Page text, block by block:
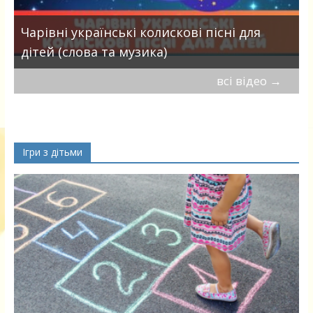
Чарівні українські колискові пісні для
дітей (слова та музика)
всі відео →
Ігри з дітьми